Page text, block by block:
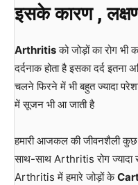
इसके कारण ,
Arthritisको जोड़ों का रोग भी
दर्दनाक होता है इसका दर्द
चलने फिरने में भी बहुत ज्यादा
में सूजन भी आ जाती है
हमारी आजकल की जीवनशैली
साथ-साथ Arthritis रोग ज्यादा
Arthritis में हमारे जोड़ों के